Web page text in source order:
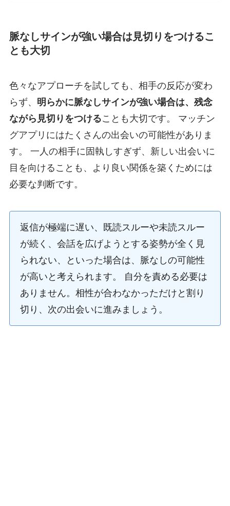
脈なしサインが強い場合は見切りをつけるこ
とも大切
色々なアプローチを試しても、相手の反応が変わ
らず、 明らかに脈なしサインが強い場合は、残念
ながら見切りをつけることも大切です。 マッチン
グアプリにはたくさんの出会いの可能性がありま
す。 一人の相手に固執しすぎず、新しい出会いに
目を向けることも、より良い関係を築くためには
必要な判断です。
返信が極端に遅い、既読スルーや未読スルー
が続く、会話を広げようとする姿勢が全く見
られない、といった場合は、脈なしの可能性
が高いと考えられます。 自分を責める必要は
ありません。相性が合わなかっただけと割り
切り、次の出会いに進みましょう。